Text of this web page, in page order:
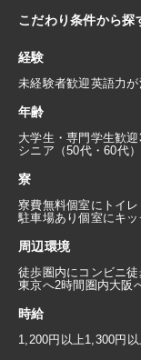
こだわり条件から探
経験
未経験者歓迎英語力
年齢
大学生・専門学生歓迎
シニア（50代・60代
寮
寮費無料個室にトイ
駐車場あり個室にキッ
周辺環境
徒歩圏内にコンビニ徒
東京へ2時間圏内大阪
時給
1,200円以上1,300円以